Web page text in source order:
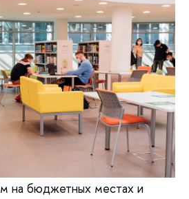
на бюджетных местах и